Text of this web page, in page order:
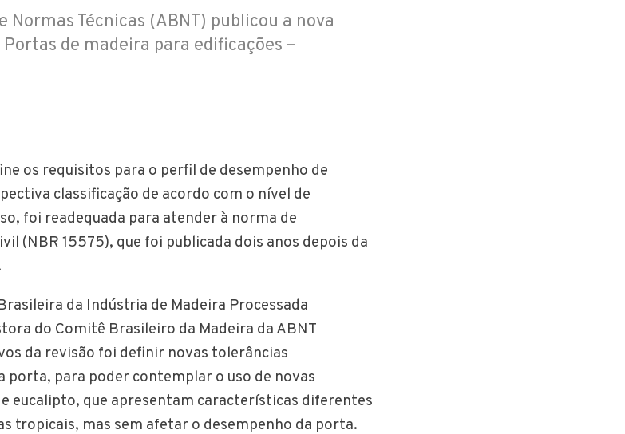
Normas Técnicas (ABNT) publicou a nova
de madeira para edificações –
os requisitos para o perfil de desempenho de
classificação de acordo com o nível de
foi readequada para atender à norma de
(NBR 15575), que foi publicada dois anos depois da
da Indústria de Madeira Processada
do Comitê Brasileiro da Madeira da ABNT
da revisão foi definir novas tolerâncias
porta, para poder contemplar o uso de novas
eucalipto, que apresentam características diferentes
tropicais, mas sem afetar o desempenho da porta.